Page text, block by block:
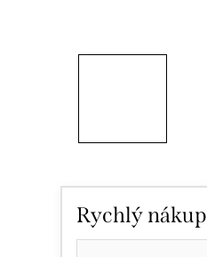
Rychlý nákup